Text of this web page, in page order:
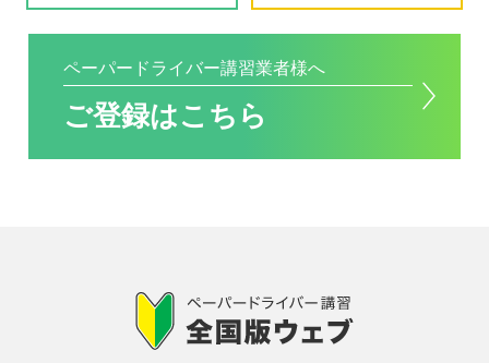
ペーパードライバー講習業者様へ
ご登録はこちら